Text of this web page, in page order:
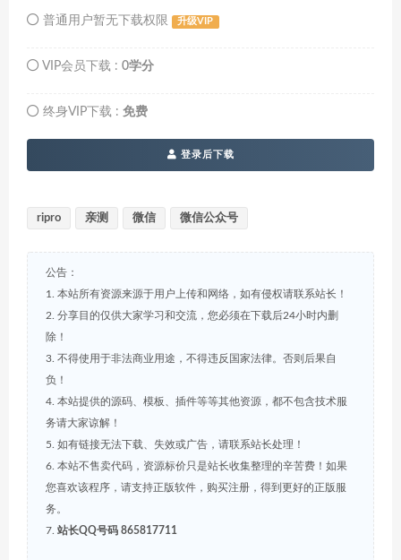
普通用户暂无下载权限 升级VIP
VIP会员下载 : 0学分
终身VIP下载 : 免费
登录后下载
ripro 亲测 微信 微信公众号
公告：
1. 本站所有资源来源于用户上传和网络，如有侵权请联系站长！
2. 分享目的仅供大家学习和交流，您必须在下载后24小时内删
除！
3. 不得使用于非法商业用途，不得违反国家法律。否则后果自
负！
4. 本站提供的源码、模板、插件等等其他资源，都不包含技术服
务请大家谅解！
5. 如有链接无法下载、失效或广告，请联系站长处理！
6. 本站不售卖代码，资源标价只是站长收集整理的辛苦费！如果
您喜欢该程序，请支持正版软件，购买注册，得到更好的正版服
务。
7. 站长QQ号码 865817711